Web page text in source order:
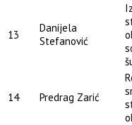
13
Danijela
Stefanović
14 Predrag Zarić